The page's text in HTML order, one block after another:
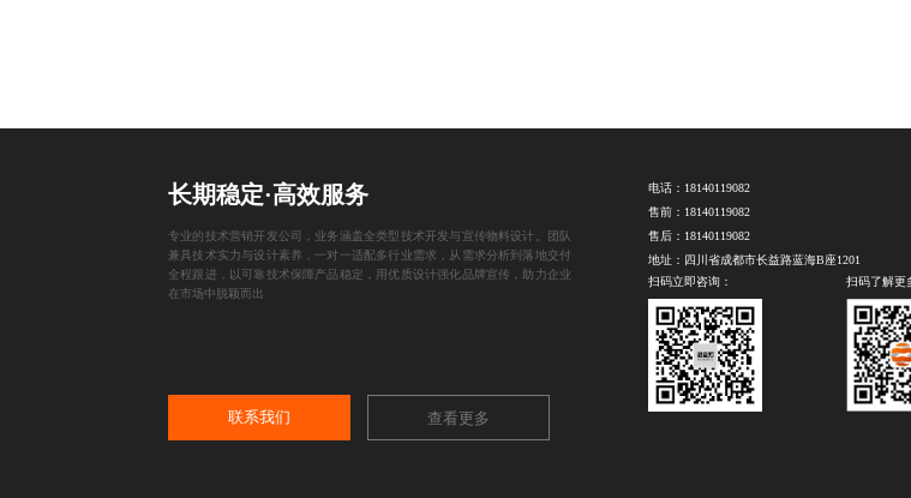
长期稳定·高效服务
专业的技术营销开发公司，业务涵盖全类型技术开发与宣传物料设计。团队
兼具技术实力与设计素养，一对一适配多行业需求，从需求分析到落地交付
全程跟进，以可靠技术保障产品稳定，用优质设计强化品牌宣传，助力企业
在市场中脱颖而出
联系我们 查看更多
电话： 18140119082
售前： 18140119082
售后： 18140119082
地址：四川省成都市长益路蓝海B座1201
扫码立即咨询：
扫码了解更